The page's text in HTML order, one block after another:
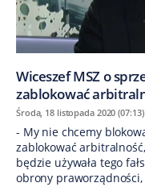
Wiceszef MSZ o
zablokować
Środa, 18 listopada 2020 (07:13)
- My nie chcemy
zablokować
będzie używała tego
obrony praworządności,